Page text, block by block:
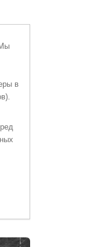
в